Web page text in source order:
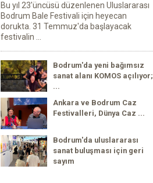
Bu yıl 23'üncüsü düzenlenen Uluslararası
Bodrum Bale Festivali için heyecan
dorukta. 31 Temmuz'da başlayacak
festivalin ...
Bodrum'da yeni bağımsız
sanat alanı KOMOS açılıyor;
...
Ankara ve Bodrum Caz
Festivalleri, Dünya Caz ...
Bodrum'da uluslararası
sanat buluşması için geri
sayım